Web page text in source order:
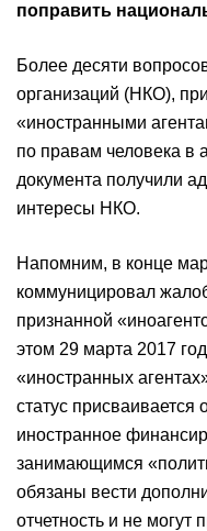
поправить
Более десяти
организаций (НКО),
«иностранными
по правам человека в
документа получили
интересы НКО.
Напомним, в конце
коммуницировал
признанной
этом 29 марта 2017
«иностранных
статус
иностранное
занимающимся
обязаны вести
отчетность и не могут